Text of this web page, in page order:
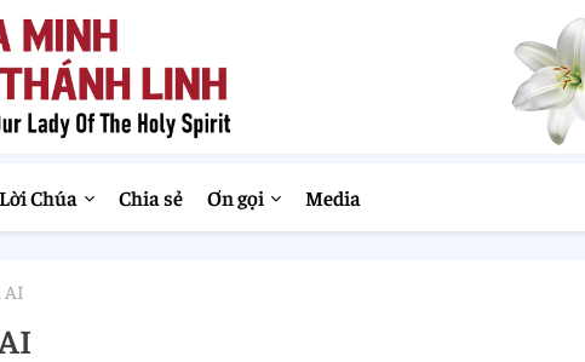
Lời Chúa Chia sẻ Ơn gọi Media
AI